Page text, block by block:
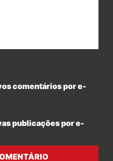
comentários por e-
publicações por e-